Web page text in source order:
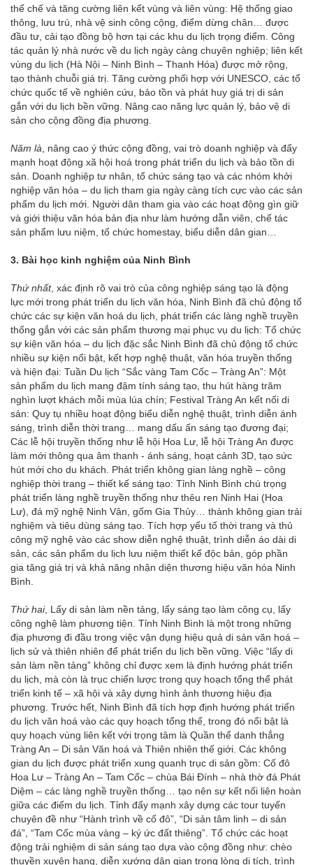
thể chế và tăng cường liên kết vùng và liên vùng: Hệ thống giao
thông, lưu trú, nhà vệ sinh công cộng, điểm dừng chân… được
đầu tư, cải tạo đồng bộ hơn tại các khu du lịch trọng điểm. Công
tác quản lý nhà nước về du lịch ngày càng chuyên nghiệp; liên kết
vùng du lịch (Hà Nội – Ninh Bình – Thanh Hóa) được mở rộng,
tạo thành chuỗi giá trị. Tăng cường phối hợp với UNESCO, các tổ
chức quốc tế về nghiên cứu, bảo tồn và phát huy giá trị di sản
gắn với du lịch bền vững. Nâng cao năng lực quản lý, bảo vệ di
sản cho cộng đồng địa phương.
Năm là, nâng cao ý thức cộng đồng, vai trò doanh nghiệp và đẩy
mạnh hoạt động xã hội hoá trong phát triển du lịch và bảo tồn di
sản. Doanh nghiệp tư nhân, tổ chức sáng tạo và các nhóm khởi
nghiệp văn hóa – du lịch tham gia ngày càng tích cực vào các sản
phẩm du lịch mới. Người dân tham gia vào các hoạt động gìn giữ
và giới thiệu văn hóa bản địa như làm hướng dẫn viên, chế tác
sản phẩm lưu niệm, tổ chức homestay, biểu diễn dân gian…
3. Bài học kinh nghiệm của Ninh Bình
Thứ nhất, xác định rõ vai trò của công nghiệp sáng tạo là động
lực mới trong phát triển du lịch văn hóa, Ninh Bình đã chủ động tổ
chức các sự kiện văn hoá du lịch, phát triển các làng nghề truyền
thống gắn với các sản phẩm thương mại phục vụ du lịch: Tổ chức
sự kiện văn hóa – du lịch đặc sắc Ninh Bình đã chủ động tổ chức
nhiều sự kiện nổi bật, kết hợp nghệ thuật, văn hóa truyền thống
và hiện đại: Tuần Du lịch “Sắc vàng Tam Cốc – Tràng An”: Một
sản phẩm du lịch mang đậm tính sáng tạo, thu hút hàng trăm
nghìn lượt khách mỗi mùa lúa chín; Festival Tràng An kết nối di
sản: Quy tụ nhiều hoạt động biểu diễn nghệ thuật, trình diễn ánh
sáng, trình diễn thời trang… mang dấu ấn sáng tạo đương đại;
Các lễ hội truyền thống như lễ hội Hoa Lư, lễ hội Tràng An được
làm mới thông qua âm thanh - ánh sáng, hoạt cảnh 3D, tạo sức
hút mới cho du khách. Phát triển không gian làng nghề – công
nghiệp thời trang – thiết kế sáng tạo: Tỉnh Ninh Bình chú trọng
phát triển làng nghề truyền thống như thêu ren Ninh Hai (Hoa
Lư), đá mỹ nghệ Ninh Vân, gốm Gia Thủy… thành không gian trải
nghiệm và tiêu dùng sáng tạo. Tích hợp yếu tố thời trang và thủ
công mỹ nghệ vào các show diễn nghệ thuật, trình diễn áo dài di
sản, các sản phẩm du lịch lưu niệm thiết kế độc bản, góp phần
gia tăng giá trị và khả năng nhận diện thương hiệu văn hóa Ninh
Bình.
Thứ hai, Lấy di sản làm nền tảng, lấy sáng tạo làm công cụ, lấy
công nghệ làm phương tiện. Tỉnh Ninh Bình là một trong những
địa phương đi đầu trong việc vận dụng hiệu quả di sản văn hoá –
lịch sử và thiên nhiên để phát triển du lịch bền vững. Việc “lấy di
sản làm nền tảng” không chỉ được xem là định hướng phát triển
du lịch, mà còn là trục chiến lược trong quy hoạch tổng thể phát
triển kinh tế – xã hội và xây dựng hình ảnh thương hiệu địa
phương. Trước hết, Ninh Bình đã tích hợp định hướng phát triển
du lịch văn hoá vào các quy hoạch tổng thể, trong đó nổi bật là
quy hoạch vùng liên kết với trọng tâm là Quần thể danh thắng
Tràng An – Di sản Văn hoá và Thiên nhiên thế giới. Các không
gian du lịch được phát triển xung quanh trục di sản gồm: Cố đô
Hoa Lư – Tràng An – Tam Cốc – chùa Bái Đính – nhà thờ đá Phát
Diệm – các làng nghề truyền thống… tạo nên sự kết nối liên hoàn
giữa các điểm du lịch. Tỉnh đẩy mạnh xây dựng các tour tuyến
chuyên đề như “Hành trình về cố đô”, “Di sản tâm linh – di sản
đá”, “Tam Cốc mùa vàng – ký ức đất thiêng”. Tổ chức các hoạt
động trải nghiệm di sản sáng tạo dựa vào cộng đồng như: chèo
thuyền xuyên hang, diễn xướng dân gian trong lòng di tích, trình